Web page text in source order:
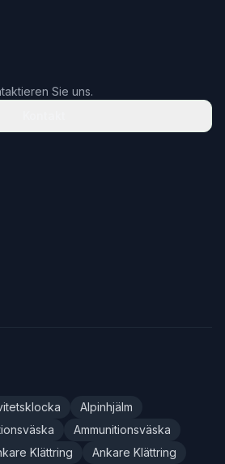
Sie uns.
Alpinhjälm
Ammunitionsväska
Klättring Ankare Klättring